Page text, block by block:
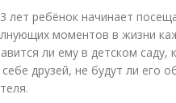
лет ребёнок начинает
моментов в жизни
ли ему в детском саду,
друзей, не будут ли